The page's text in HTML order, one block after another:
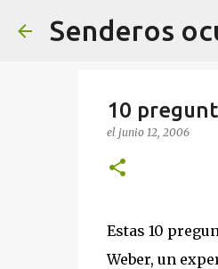
Senderos
10
el junio 12, 2006
Estas 10
Weber, un